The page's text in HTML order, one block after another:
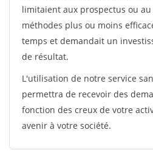
limitaient aux prospectus ou
méthodes plus ou moins
temps et demandait un
de résultat.
L'utilisation de notre service
permettra de recevoir des
fonction des creux de votre
avenir à votre société.